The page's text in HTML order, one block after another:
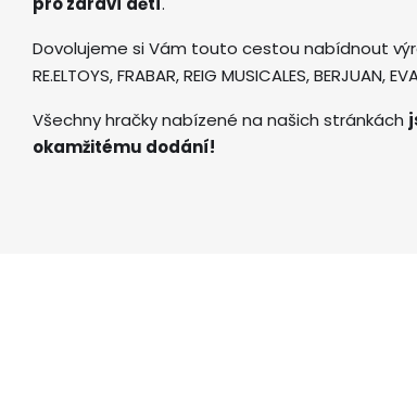
Dovolujeme si Vám touto cestou nabídnout
RE.ELTOYS, FRABAR, REIG MUSICALES, BERJUAN,
Všechny hračky nabízené na našich stránkách
okamžitému dodání!